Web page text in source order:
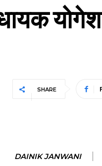
SHARE
DAINIK JANWANI